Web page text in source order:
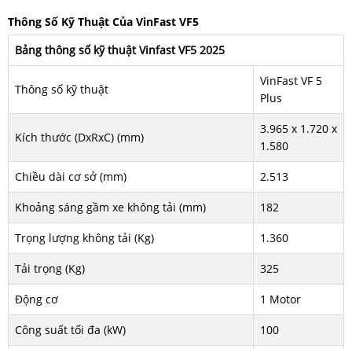
Thông Số Kỹ Thuật Của VinFast VF5
Bảng thông số kỹ thuật Vinfast VF5 2025
Thông số kỹ thuật
VinFast VF 5
Plus
Kích thước (DxRxC) (mm)
3.965 x 1.720 x
1.580
Chiều dài cơ sở (mm) 2.513
Khoảng sáng gầm xe không tải (mm) 182
Trọng lượng không tải (Kg) 1.360
Tải trọng (Kg) 325
Động cơ 1 Motor
Công suất tối đa (kW) 100